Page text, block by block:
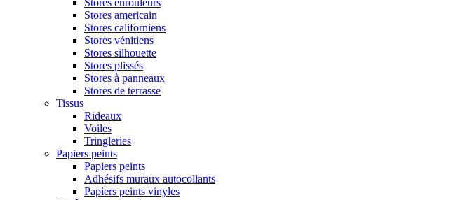
Stores enrouleurs
Stores americain
Stores californiens
Stores vénitiens
Stores silhouette
Stores plissés
Stores à panneaux
Stores de terrasse
Tissus
Rideaux
Voiles
Tringleries
Papiers peints
Papiers peints
Adhésifs muraux autocollants
Papiers peints vinyles